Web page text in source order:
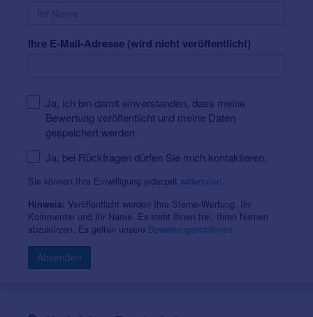
Transparente Versorgung
Keine verkaufsorientierte Beratung
Krankenkassen-Service
Unterstützung bei Leistungen der gesetzlichen
Krankenkassen
Informationen zur Kostenübernahme und
Versorgung
Ihre E-Mail-Adresse (wird nicht veröffentlicht)
Ja, ich bin damit einverstanden, dass meine
Bewertung veröffentlicht und meine Daten
gespeichert werden.
Ja, bei Rückfragen dürfen Sie mich kontaktieren.
Sie können Ihre Einwilligung jederzeit widerrufen
Hinweis: Veröffentlicht werden Ihre Sterne-Wertung, Ihr
Kommentar und Ihr Name. Es steht Ihnen frei, Ihren Namen
abzukürzen. Es gelten unsere Bewertungsrichtlinien
Absenden